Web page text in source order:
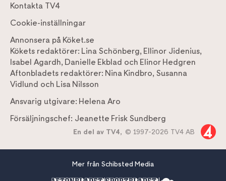
Kontakta TV4
Cookie-inställningar
Annonsera på Köket.se
Kökets redaktörer: Lina Schönberg, Ellinor Jidenius,
Isabel Agardh, Danielle Ekblad och Elinor Hedgren
Aftonbladets redaktörer: Nina Kindbro, Susanna
Vidlund och Lisa Nilsson
Ansvarig utgivare: Helena Aro
Försäljningschef: Jeanette Frisk Sundberg
En del av TV4, © 1997-2026 TV4 AB
Mer från Schibsted Media